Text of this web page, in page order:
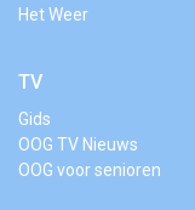
Het Weer
TV
Gids
OOG TV Nieuws
OOG voor senioren